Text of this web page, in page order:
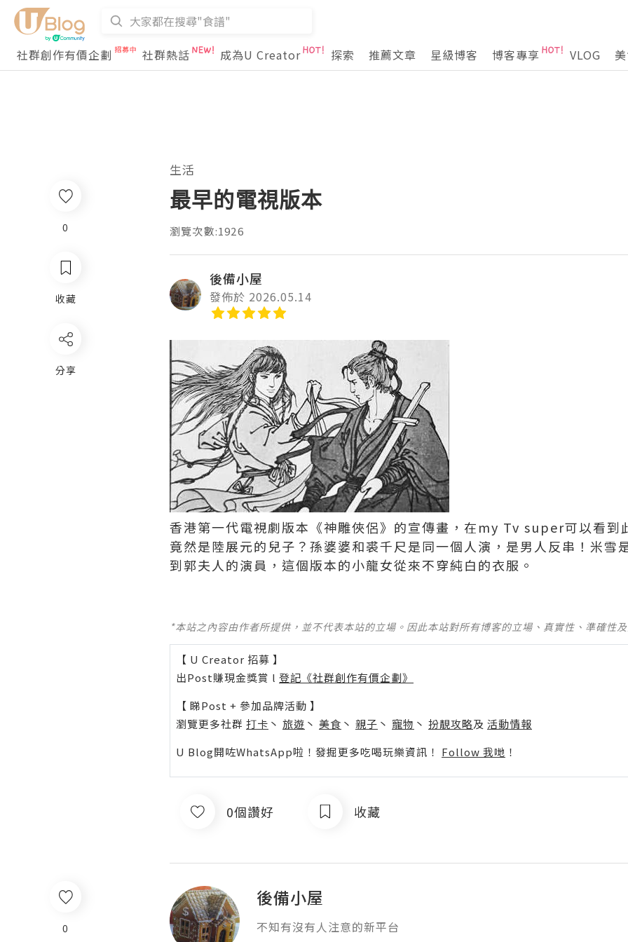
社群創作有價企劃 社群熱話 成為U Creator 探索 推薦文章 星級博客 博客專享 VLOG
0
生活
最早的電視版本
瀏覽次數:1926
後備小屋
發佈於 2026.05.14
香港第一代電視劇版本《神雕俠侶》的宣傳畫，在my Tv super可以看到
竟然是陸展元的兒子？孫婆婆和裘千尺是同一個人演，是男人反串！米雪
到郭夫人的演員，這個版本的小龍女從來不穿純白的衣服。 ​​​
*本站之內容由作者所提供，並不代表本站的立場。因此本站對所有博客的立場、真實性、準確性
【 U Creator 招募 】
出Post賺現金獎賞 l 登記《社群創作有價企劃》
【 睇Post + 參加品牌活動 】
瀏覽更多社群 打卡 丶 旅遊 丶 美食 丶 親子 丶 寵物 丶 扮靚攻略及 活動情報
U Blog開咗WhatsApp啦！發掘更多吃喝玩樂資訊！ Follow 我哋 ！
0個讚好 收藏
後備小屋
不知有沒有人注意的新平台
0
收藏
分享